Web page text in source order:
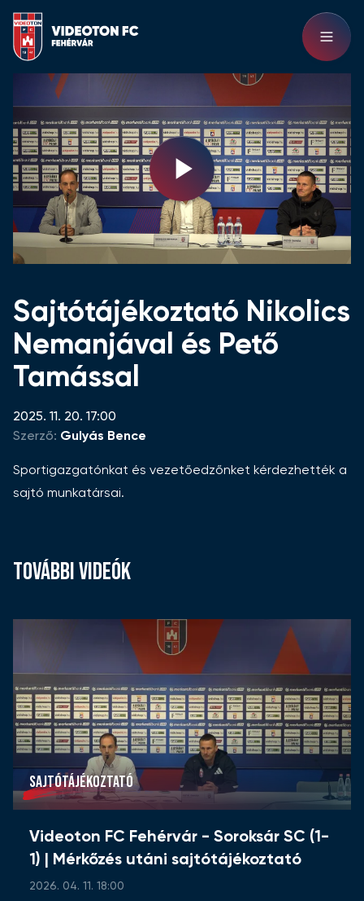
Play
Video
Sajtótájékoztató Nikolics
Nemanjával és Pető
Tamással
2025. 11. 20. 17:00
Szerző: Gulyás Bence
Sportigazgatónkat és vezetőedzőnket kérdezhették a
sajtó munkatársai.
TOVÁBBI VIDEÓK
SAJTÓTÁJÉKOZTATÓ
Videoton FC Fehérvár - Soroksár SC (1-
1) | Mérkőzés utáni sajtótájékoztató
2026. 04. 11. 18:00